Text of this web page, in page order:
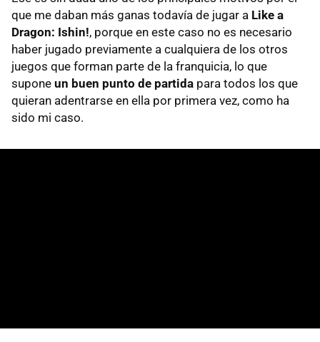
que me daban más ganas todavía de jugar a Like a
Dragon: Ishin!, porque en este caso no es necesario
haber jugado previamente a cualquiera de los otros
juegos que forman parte de la franquicia, lo que
supone un buen punto de partida para todos los que
quieran adentrarse en ella por primera vez, como ha
sido mi caso.